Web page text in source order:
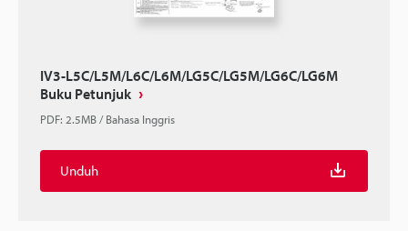
IV3-L5C/L5M/L6C/L6M/LG5C/LG5M/LG6C/LG6M
Buku Petunjuk
PDF: 2.5MB/Bahasa Inggris
Unduh